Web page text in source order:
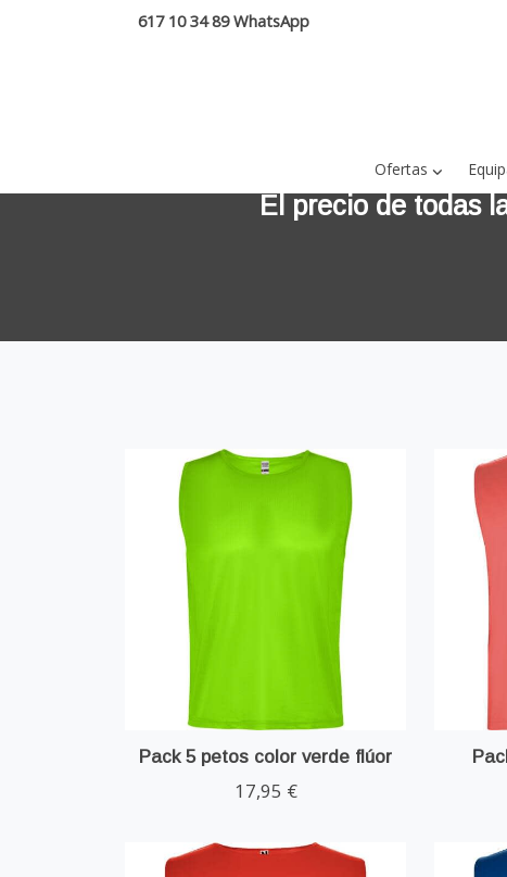
617 10 34 89 WhatsApp
Ofertas
El precio de todas
Pack 5 petos color verde flúor
17,95 €